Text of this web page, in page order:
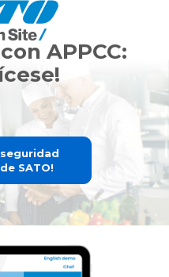
APPCC:
seguridad
SATO!